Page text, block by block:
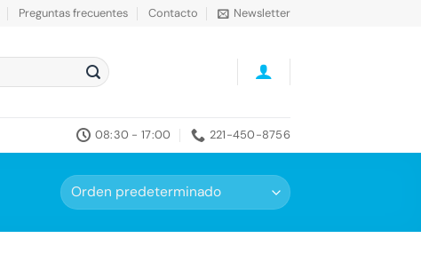
Preguntas frecuentes Contacto Newsletter
08:30 - 17:00 221-450-8756